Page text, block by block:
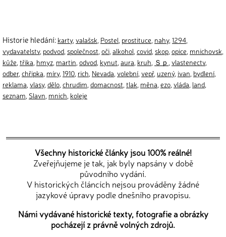
Historie hledání: karty, valašsk Postel prostituce nahy, 1294
vydavatelstv, podvod společnost oči alkohol covid skop opice mnichovsk
kůže třika hmyz martin odvod kynut aura kruh Ｓｐ vlastenectv,
odber, chřipka míry, 1910 rich Nevada volební vepř, uzený, ivan bydlení
reklama vlasy, dělo chrudim domacnost tlak měna ezo vláda land
seznam Slavn mnich koleje
Všechny historické články jsou 100% reálné!
Zveřejňujeme je tak, jak byly napsány v době
původního vydání.
V historických článcích nejsou prováděny žádné
jazykové úpravy podle dnešního pravopisu.
Námi vydávané historické texty, fotografie a obrázky
pocházejí z právně volných zdrojů.